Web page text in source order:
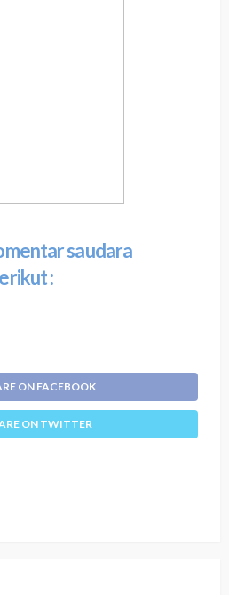
saudara
:
ON FACEBOOK
ON TWITTER